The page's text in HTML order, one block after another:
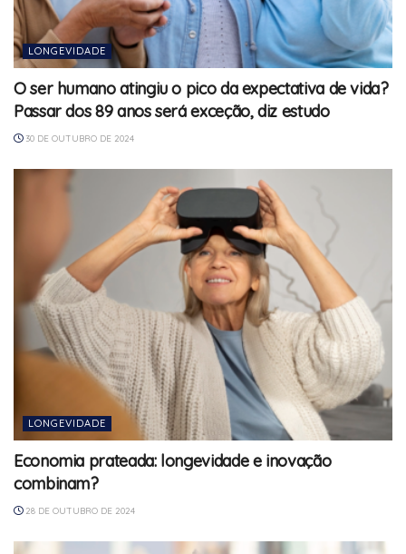
LONGEVIDADE
O ser humano atingiu o pico da expectativa de vida?
Passar dos 89 anos será exceção, diz estudo
30 DE OUTUBRO DE 2024
LONGEVIDADE
Economia prateada: longevidade e inovação
combinam?
28 DE OUTUBRO DE 2024